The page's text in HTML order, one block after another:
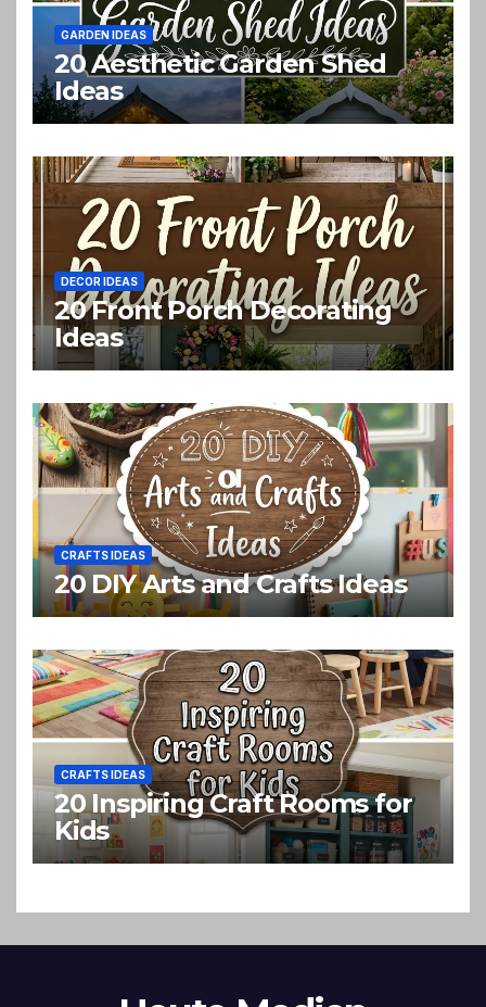
GARDEN IDEAS
20 Aesthetic Garden Shed
Ideas
DECOR IDEAS
20 Front Porch Decorating
Ideas
CRAFTS IDEAS
20 DIY Arts and Crafts Ideas
CRAFTS IDEAS
20 Inspiring Craft Rooms for
Kids